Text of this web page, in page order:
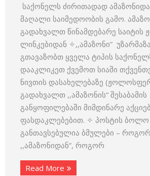
საქონელს ძირითადად
მაღალი საიმედოობის გამო.
გადახვალთ წინამდებარე
ლინკებიდან ✧,,ამაზონი”
გთავაზობთ ყველა ტიპის
დააკლიკეთ ქვემოთ სიაში
ნივთის დასახელებაზე
გადახვალთ ,,ამაზონის“ შესაბამის
განყოფილებაში მიმდინარე
ფასდაკლებებით. ✧ პოსტის ბოლო
განთავსებულია ბმულები –
,,ამაზონიდან”, როგორ
Read More